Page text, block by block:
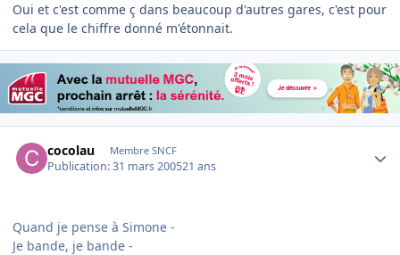
Oui et c'est comme ç dans beaucoup d'autres gares, c'est pour
cela que le chiffre donné m'étonnait.
cocolau Membre SNCF
Publication:31 mars 200521 ans
Quand je pense à Simone -
Je bande, je bande -